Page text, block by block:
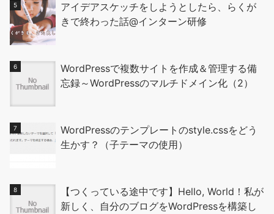
アイデアスケッチをしようとしたら、らくが
きで終わった話@インターン研修
WordPressで複数サイトを作成＆管理する備
忘録～WordPressのマルチドメイン化（2）
WordPressのテンプレートのstyle.cssをどう
生かす？（子テーマの使用）
【つくっている途中です】Hello, World！私が
新しく、自分のブログをWordPressを構築し